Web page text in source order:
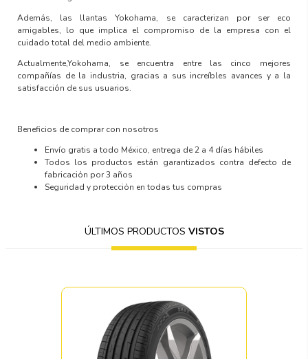
Además, las llantas Yokohama, se caracterizan por ser eco
amigables, lo que implica el compromiso de la empresa con el
cuidado total del medio ambiente.
Actualmente,Yokohama, se encuentra entre las cinco mejores
compañías de la industria, gracias a sus increíbles avances y a la
satisfacción de sus usuarios.
Beneficios de comprar con nosotros
Envío gratis a todo México, entrega de 2 a 4 días hábiles
Todos los productos están garantizados contra defecto de
fabricación por 3 años
Seguridad y protección en todas tus compras
ÚLTIMOS PRODUCTOS VISTOS